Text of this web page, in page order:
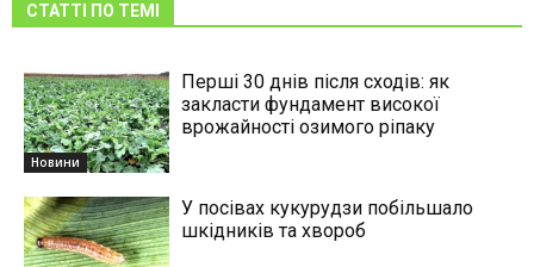
СТАТТІ ПО ТЕМІ
Новини
Перші 30 днів після сходів: як
закласти фундамент високої
врожайності озимого ріпаку
У посівах кукурудзи побільшало
шкідників та хвороб